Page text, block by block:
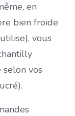
en
bien froide
vous
selon vos